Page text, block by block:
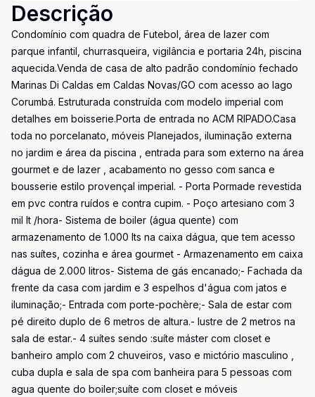
Descrição
Condomínio com quadra de Futebol, área de lazer com
parque infantil, churrasqueira, vigilância e portaria 24h, piscina
aquecida.Venda de casa de alto padrão condomínio fechado
Marinas Di Caldas em Caldas Novas/GO com acesso ao lago
Corumbá. Estruturada construída com modelo imperial com
detalhes em boisserie.Porta de entrada no ACM RIPADO.Casa
toda no porcelanato, móveis Planejados, iluminação externa
no jardim e área da piscina , entrada para som externo na área
gourmet e de lazer , acabamento no gesso com sanca e
bousserie estilo provençal imperial. - Porta Pormade revestida
em pvc contra ruídos e contra cupim. - Poço artesiano com 3
mil lt /hora- Sistema de boiler (água quente) com
armazenamento de 1.000 lts na caixa dágua, que tem acesso
nas suítes, cozinha e área gourmet - Armazenamento em caixa
dágua de 2.000 litros- Sistema de gás encanado;- Fachada da
frente da casa com jardim e 3 espelhos d'água com jatos e
iluminação;- Entrada com porte-pochère;- Sala de estar com
pé direito duplo de 6 metros de altura.- lustre de 2 metros na
sala de estar.- 4 suítes sendo :suíte máster com closet e
banheiro amplo com 2 chuveiros, vaso e mictório masculino ,
cuba dupla e sala de spa com banheira para 5 pessoas com
agua quente do boiler;suíte com closet e móveis